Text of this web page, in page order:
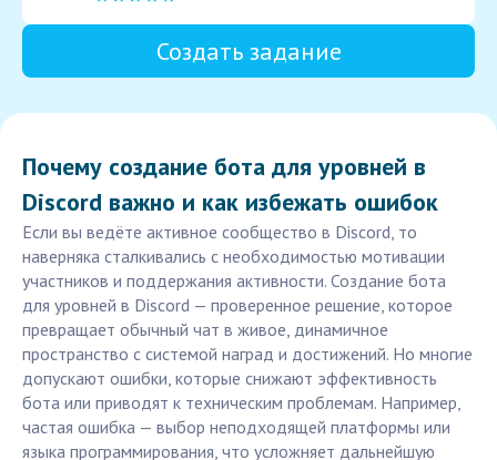
Создать задание
Почему создание бота для уровней в
Discord важно и как избежать ошибок
Если вы ведёте активное сообщество в Discord, то
наверняка сталкивались с необходимостью мотивации
участников и поддержания активности. Создание бота
для уровней в Discord — проверенное решение, которое
превращает обычный чат в живое, динамичное
пространство с системой наград и достижений. Но многие
допускают ошибки, которые снижают эффективность
бота или приводят к техническим проблемам. Например,
частая ошибка — выбор неподходящей платформы или
языка программирования, что усложняет дальнейшую